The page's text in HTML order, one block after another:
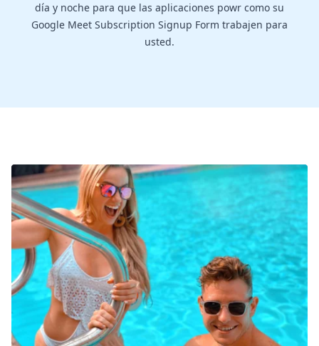
día y noche para que las aplicaciones powr como su
Google Meet Subscription Signup Form trabajen para
usted.